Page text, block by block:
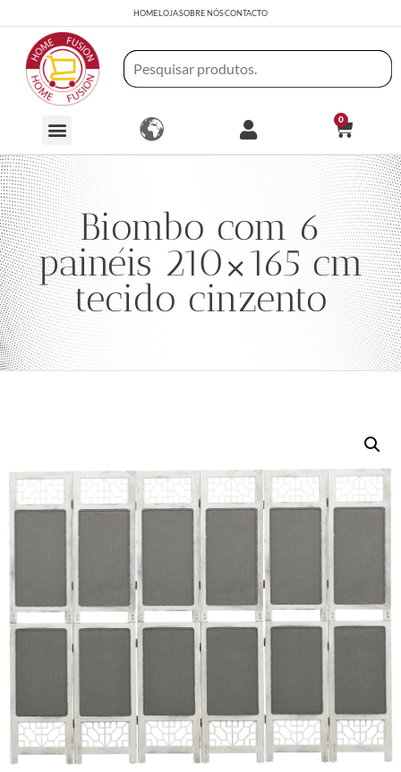
HOMELOJASOBRE NÓSCONTACTO
0
Biombo com 6
painéis 210×165 cm
tecido cinzento